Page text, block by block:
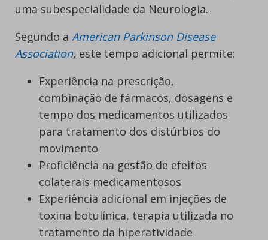
uma subespecialidade da Neurologia.
Segundo a American Parkinson Disease
Association, este tempo adicional permite:
Experiência na prescrição,
combinação de fármacos, dosagens e
tempo dos medicamentos utilizados
para tratamento dos distúrbios do
movimento
Proficiência na gestão de efeitos
colaterais medicamentosos
Experiência adicional em injeções de
toxina botulínica, terapia utilizada no
tratamento da hiperatividade